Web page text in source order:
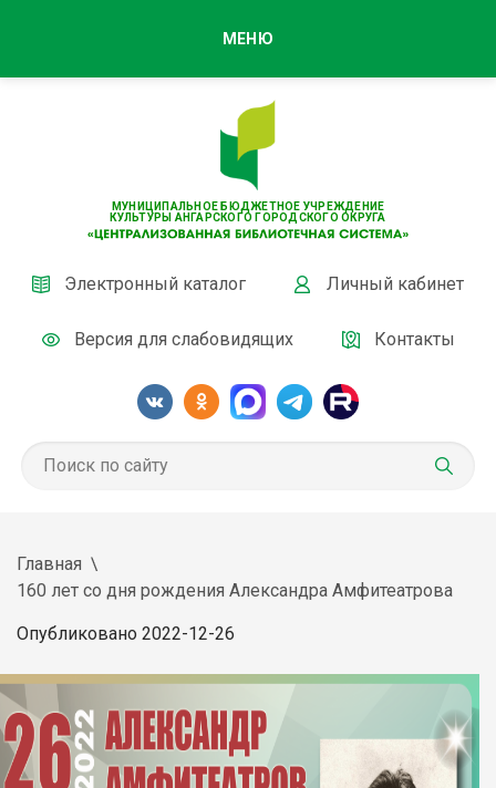
МУНИЦИПАЛЬНОЕ БЮДЖЕТНОЕ УЧРЕЖДЕНИЕ
КУЛЬТУРЫ АНГАРСКОГО ГОРОДСКОГО ОКРУГА
Электронный каталог Личный кабинет
Версия для слабовидящих Контакты
МЕНЮ
Главная
160 лет со дня рождения Александра Амфитеатрова
Опубликовано 2022-12-26